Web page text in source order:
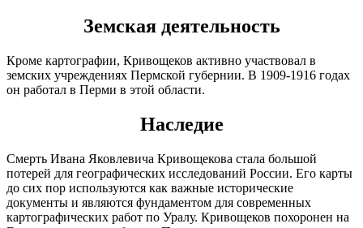
Земская деятельность
Кроме картографии, Кривощеков активно участвовал в
земских учреждениях Пермской губернии. В 1909-1916 годах
он работал в Перми в этой области.
Наследие
Смерть Ивана Яковлевича Кривощекова стала большой
потерей для географических исследований России. Его карты
до сих пор используются как важные исторические
документы и являются фундаментом для современных
картографических работ по Уралу. Кривощеков похоронен на